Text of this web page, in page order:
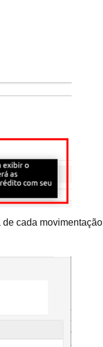
cada movimentação